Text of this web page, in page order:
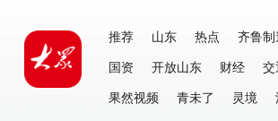
推荐 山东 热点 齐鲁制
国资
开放山东 财经 交
果然视频
青未了 灵境